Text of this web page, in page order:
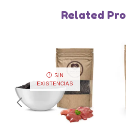
Related
SIN
EXISTENCIAS